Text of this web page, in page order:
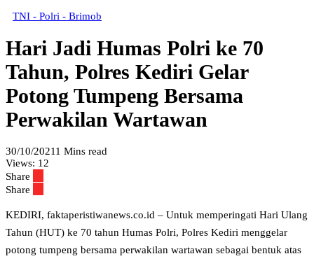
TNI - Polri - Brimob
Hari Jadi Humas Polri ke 70
Tahun, Polres Kediri Gelar
Potong Tumpeng Bersama
Perwakilan Wartawan
30/10/20211 Mins read
Views: 12
Share
Share
KEDIRI, faktaperistiwanews.co.id – Untuk memperingati Hari Ulang
Tahun (HUT) ke 70 tahun Humas Polri, Polres Kediri menggelar
potong tumpeng bersama perwakilan wartawan sebagai bentuk atas